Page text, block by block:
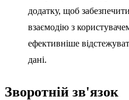
додатку, щоб
взаємодію з
ефективніше
дані.
Зворотній зв'язок